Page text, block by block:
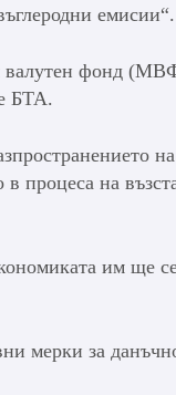
емисии“.
фонд
БТА.
процеса на
им ще
мерки за